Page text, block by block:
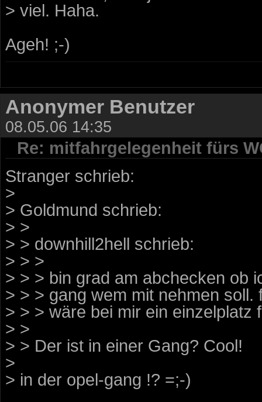
> viel. Haha.
Ageh! ;-)
Anonymer Benutzer
08.05.06 14:35
Re: mitfahrgelegenheit fürs
Stranger schrieb:
>
> Goldmund schrieb:
> >
> > downhill2hell schrieb:
> > >
> > > bin grad am abchecken ob
> > > gang wem mit nehmen
> > > wäre bei mir ein einzelplatz
> >
> > Der ist in einer Gang? Cool!
>
> in der opel-gang !? =;-)